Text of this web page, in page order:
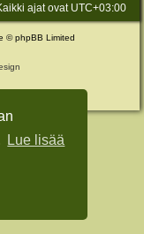
Lue lisää
ajat ovat UTC+03:00
© phpBB Limited